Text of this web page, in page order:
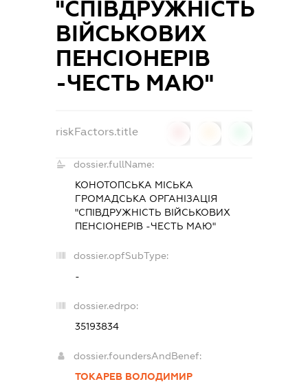
"СПІВДРУЖНІСТЬ
ВІЙСЬКОВИХ
ПЕНСІОНЕРІВ
-ЧЕСТЬ МАЮ"
riskFactors.title
dossier.fullName:
КОНОТОПСЬКА МІСЬКА
ГРОМАДСЬКА ОРГАНІЗАЦІЯ
"СПІВДРУЖНІСТЬ ВІЙСЬКОВИХ
ПЕНСІОНЕРІВ -ЧЕСТЬ МАЮ"
dossier.opfSubType:
-
dossier.edrpo:
35193834
dossier.foundersAndBenef:
ТОКАРЕВ ВОЛОДИМИР